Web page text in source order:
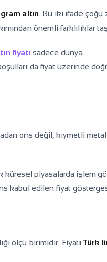
gram altın. Bu iki ifade çoğu
önemli farklılıklar
fiyatı sadece dünya
da fiyat üzerinde
ons değil, kıymetli
küresel piyasalarda işlem
kabul edilen fiyat
ölçü birimidir. Fiyatı Türk